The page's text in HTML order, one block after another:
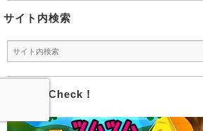
サイト内検索
イベントCheck！